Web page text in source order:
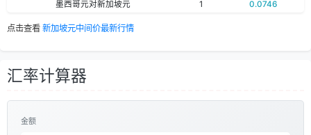
墨西哥元对新加坡元
1 0.0746
点击查看 新加坡元中间价最新行情
汇率计算器
金额